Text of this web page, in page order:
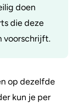
doen
die deze
voorschrijft.
op dezelfde
kun je per